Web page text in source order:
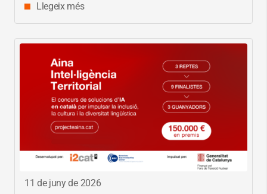
Llegeix més
11 de juny de 2026